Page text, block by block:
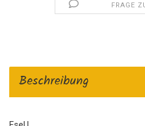
FRAGE
Beschreibung